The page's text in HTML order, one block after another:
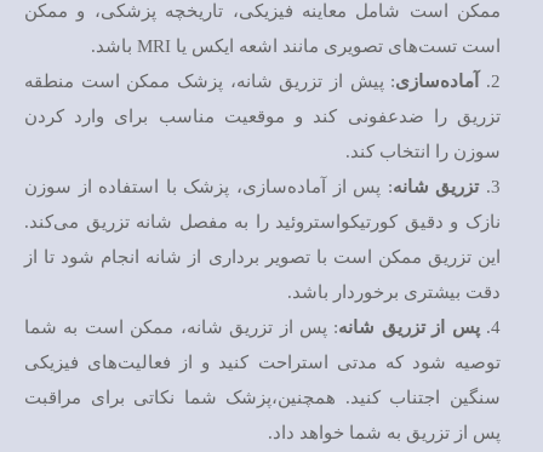
ممکن است شامل معاینه فیزیکی، تاریخچه پزشکی، و ممکن
است تست‌های تصویری مانند اشعه ایکس یا MRI باشد.
آماده‌سازی: پیش از تزریق شانه، پزشک ممکن است منطقه
تزریق را ضدعفونی کند و موقعیت مناسب برای وارد کردن
سوزن را انتخاب کند.
تزریق شانه: پس از آماده‌سازی، پزشک با استفاده از سوزن
نازک و دقیق کورتیکواستروئید را به مفصل شانه تزریق می‌کند.
این تزریق ممکن است با تصویر برداری از شانه انجام شود تا از
دقت بیشتری برخوردار باشد.
پس از تزریق شانه: پس از تزریق شانه، ممکن است به شما
توصیه شود که مدتی استراحت کنید و از فعالیت‌های فیزیکی
سنگین اجتناب کنید. همچنین،پزشک شما نکاتی برای مراقبت
پس از تزریق به شما خواهد داد.